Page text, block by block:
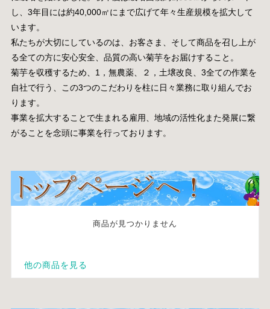
し、3年目には約40,000㎡にまで広げて年々生産規模を拡大して
います。
私たちが大切にしているのは、お客さま、そして商品を召し上が
る全ての方に安心安全、品質の高い菊芋をお届けすること。
菊芋を収穫するため、1，無農薬、２，土壌改良、3全ての作業を
自社で行う、この3つのこだわりを柱に日々業務に取り組んでお
ります。
事業を拡大することで生まれる雇用、地域の活性化また発展に繋
がることを念頭に事業を行っております。